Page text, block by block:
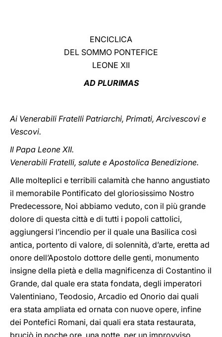
ENCICLICA
DEL SOMMO PONTEFICE
LEONE XII
AD PLURIMAS
Ai Venerabili Fratelli Patriarchi, Primati, Arcivescovi e
Vescovi.
Il Papa Leone XII.
Venerabili Fratelli, salute e Apostolica Benedizione.
Alle molteplici e terribili calamità che hanno angustiato
il memorabile Pontificato del gloriosissimo Nostro
Predecessore, Noi abbiamo veduto, con il più grande
dolore di questa città e di tutti i popoli cattolici,
aggiungersi l’incendio per il quale una Basilica così
antica, portento di valore, di solennità, d’arte, eretta ad
onore dell’Apostolo dottore delle genti, monumento
insigne della pietà e della magnificenza di Costantino il
Grande, dal quale era stata fondata, degli imperatori
Valentiniano, Teodosio, Arcadio ed Onorio dai quali
era stata ampliata ed ornata con nuove opere, infine
dei Pontefici Romani, dai quali era stata restaurata,
bruciò in poche ore, una notte, per un improvviso